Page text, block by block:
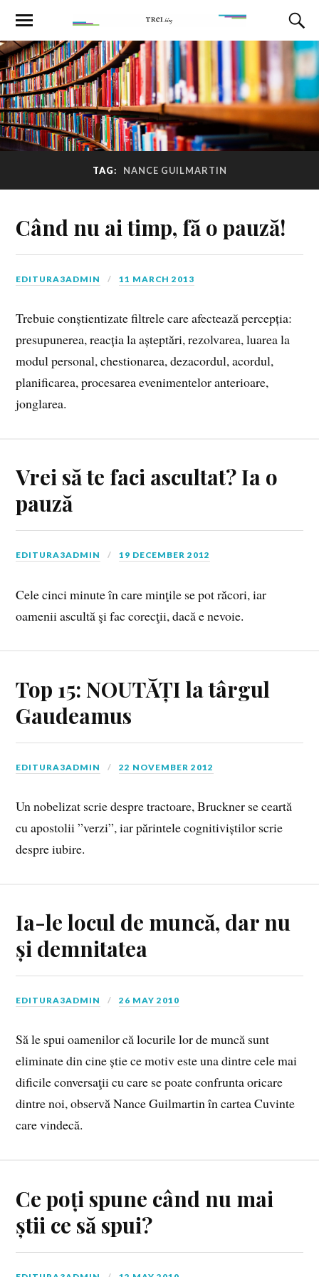
TAG: NANCE GUILMARTIN
Când nu ai timp, fă o pauză!
EDITURA3ADMIN 11 MARCH 2013
Trebuie conștientizate filtrele care afectează percepția:
presupunerea, reacția la așteptări, rezolvarea, luarea la
modul personal, chestionarea, dezacordul, acordul,
planificarea, procesarea evenimentelor anterioare,
jonglarea.
Vrei să te faci ascultat? Ia o
pauză
EDITURA3ADMIN 19 DECEMBER 2012
Cele cinci minute în care minţile se pot răcori, iar
oamenii ascultă şi fac corecţii, dacă e nevoie.
Top 15: NOUTĂȚI la târgul
Gaudeamus
EDITURA3ADMIN 22 NOVEMBER 2012
Un nobelizat scrie despre tractoare, Bruckner se ceartă
cu apostolii ”verzi”, iar părintele cognitiviștilor scrie
despre iubire.
Ia-le locul de muncă, dar nu
și demnitatea
EDITURA3ADMIN 26 MAY 2010
Să le spui oamenilor că locurile lor de muncă sunt
eliminate din cine știe ce motiv este una dintre cele mai
dificile conversaţii cu care se poate confrunta oricare
dintre noi, observă Nance Guilmartin în cartea Cuvinte
care vindecă.
Ce poți spune când nu mai
știi ce să spui?